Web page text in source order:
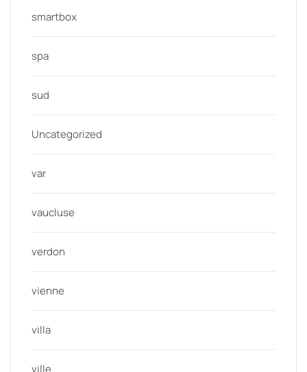
smartbox
spa
sud
Uncategorized
var
vaucluse
verdon
vienne
villa
ville